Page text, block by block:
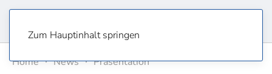
Zum Hauptinhalt springen
Home
News Präsentation